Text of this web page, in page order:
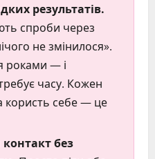
результатів.
спроби через
не змінилося».
роками — і
часу. Кожен
користь себе — це
без